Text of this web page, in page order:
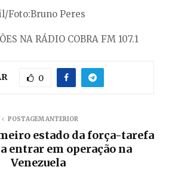
Foto:Bruno Peres
NA RÁDIO COBRA FM 107.1
0
POSTAGEM ANTERIOR
estado da força-tarefa
entrar em operação na
Venezuela